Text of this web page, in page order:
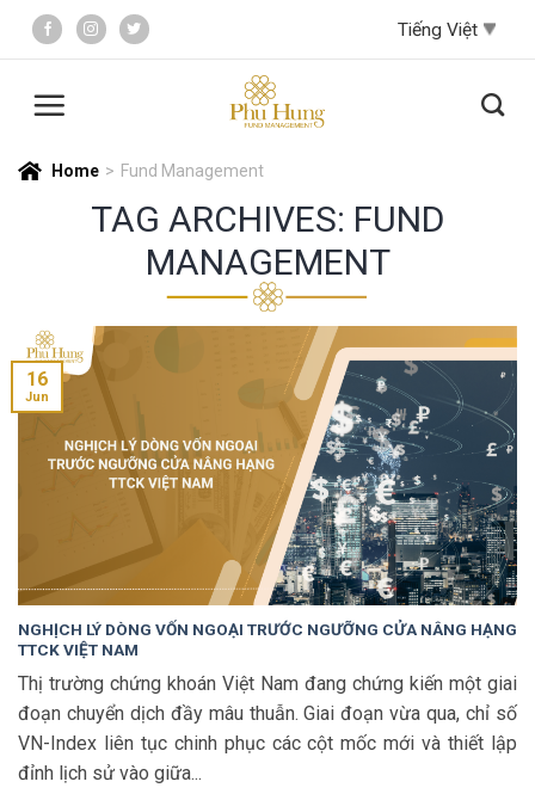
content
Home > Fund Management
TAG ARCHIVES: FUND
MANAGEMENT
NGHỊCH LÝ DÒNG VỐN NGOẠI TRƯỚC NGƯỠNG CỬA NÂNG HẠNG
TTCK VIỆT NAM
Thị trường chứng khoán Việt Nam đang chứng kiến một giai
đoạn chuyển dịch đầy mâu thuẫn. Giai đoạn vừa qua, chỉ số
VN-Index liên tục chinh phục các cột mốc mới và thiết lập
đỉnh lịch sử vào giữa...
16
Jun